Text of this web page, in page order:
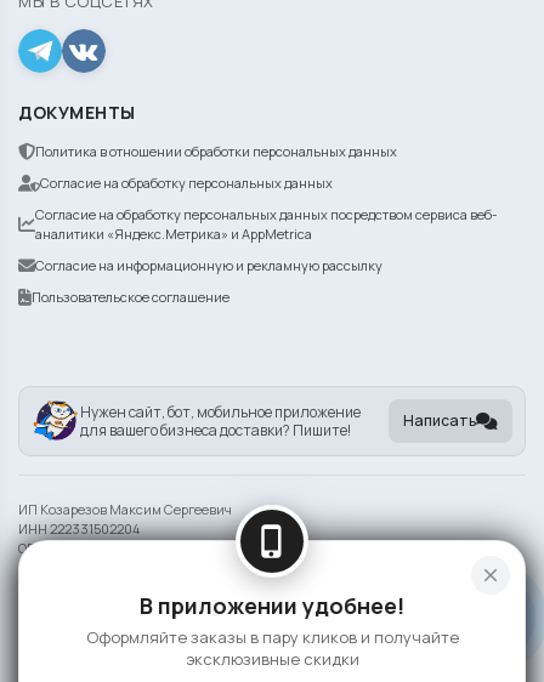
ДОКУМЕНТЫ
Политика в отношении обработки персональных данных
Согласие на обработку персональных данных
Согласие на обработку персональных данных посредством сервиса веб-
аналитики «Яндекс.Метрика» и AppMetrica
Согласие на информационную и рекламную рассылку
Пользовательское соглашение
Нужен сайт, бот, мобильное приложение
для вашего бизнеса доставки? Пишите!
Написать
ИП Козарезов Максим Сергеевич
ИНН 222331502204
ОГРНИП 325220200140561
Информация на сайте носит справочный характер и не является публичной
2026 BRANDCHEF СУШИ
close
phone_iphone
В приложении удобнее!
Оформляйте заказы в пару кликов и получайте
эксклюзивные скидки